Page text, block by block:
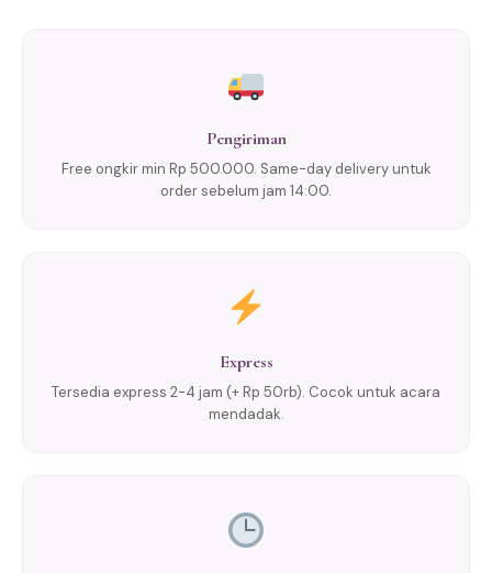
Pengiriman
Free ongkir min Rp 500.000. Same-day delivery untuk
order sebelum jam 14:00.
Express
Tersedia express 2-4 jam (+ Rp 50rb). Cocok untuk acara
mendadak.